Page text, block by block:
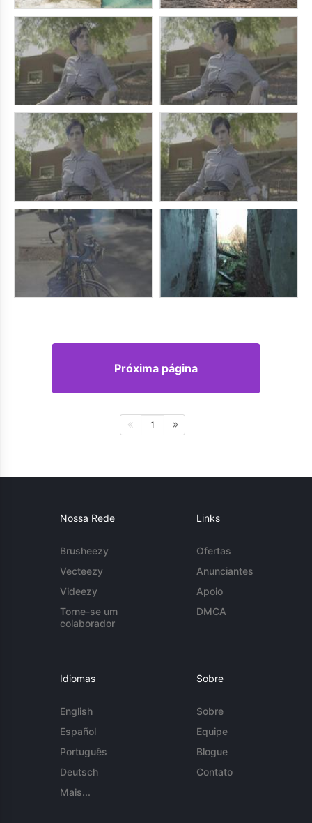
Próxima página
1
Nossa Rede
Brusheezy
Vecteezy
Videezy
Torne-se um
colaborador
Links
Ofertas
Anunciantes
Apoio
DMCA
Idiomas
English
Español
Português
Deutsch
Mais...
Sobre
Sobre
Equipe
Blogue
Contato